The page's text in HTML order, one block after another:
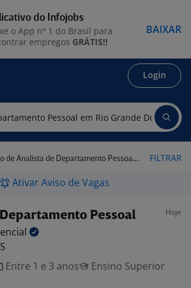
Login
de Departamento Pessoal em Rio Grande do Sul FILTRAR
Ativar Aviso de Vagas
Pessoal Hoje
Entre 1 e 3 anos
Ensino Superior
do Infojobs
o App nº 1 do Brasil para
empregos GRÁTIS!!
BAIXAR